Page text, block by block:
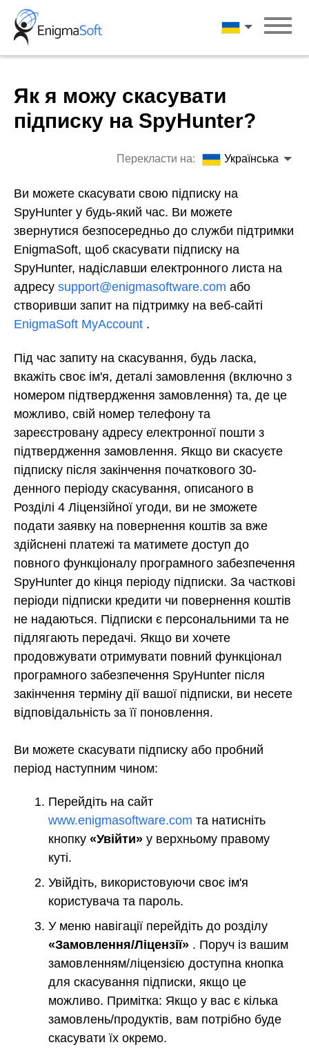
Skip
content
Українська
Як я можу скасувати
підписку на SpyHunter?
Перекласти на: Українська
Ви можете скасувати свою підписку на
SpyHunter у будь-який час. Ви можете
звернутися безпосередньо до служби підтримки
EnigmaSoft, щоб скасувати підписку на
SpyHunter, надіславши електронного листа на
адресу support@enigmasoftware.com або
створивши запит на підтримку на веб-сайті
EnigmaSoft MyAccount .
Під час запиту на скасування, будь ласка,
вкажіть своє ім'я, деталі замовлення (включно з
номером підтвердження замовлення) та, де це
можливо, свій номер телефону та
зареєстровану адресу електронної пошти з
підтвердження замовлення. Якщо ви скасуєте
підписку після закінчення початкового 30-
денного періоду скасування, описаного в
Розділі 4 Ліцензійної угоди, ви не зможете
подати заявку на повернення коштів за вже
здійснені платежі та матимете доступ до
повного функціоналу програмного забезпечення
SpyHunter до кінця періоду підписки. За часткові
періоди підписки кредити чи повернення коштів
не надаються. Підписки є персональними та не
підлягають передачі. Якщо ви хочете
продовжувати отримувати повний функціонал
програмного забезпечення SpyHunter після
закінчення терміну дії вашої підписки, ви несете
відповідальність за її поновлення.
Ви можете скасувати підписку або пробний
період наступним чином:
Перейдіть на сайт
www.enigmasoftware.com та натисніть
кнопку «Увійти» у верхньому правому
куті.
Увійдіть, використовуючи своє ім'я
користувача та пароль.
У меню навігації перейдіть до розділу
«Замовлення/Ліцензії» . Поруч із вашим
замовленням/ліцензією доступна кнопка
для скасування підписки, якщо це
можливо. Примітка: Якщо у вас є кілька
замовлень/продуктів, вам потрібно буде
скасувати їх окремо.